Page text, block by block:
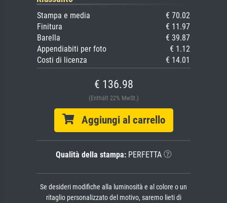
Stampa e media
€ 70.02
Finitura
€ 11.97
Barella
€ 39.87
Appendiabiti per foto
€ 1.12
Costi di licenza
€ 14.01
€ 136.98
(Enthält 22% MwSt.)
Aggiungi al carrello
Qualità della stampa:PERFETTA
Se desideri modifiche alla luminosità e al colore o un
ritaglio personalizzato del motivo, saremo lieti di